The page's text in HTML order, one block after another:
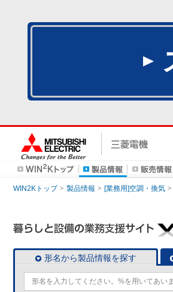
WIN2Kトップ 製品情報 [業務用]空調・換気
形名から製品情報を探す